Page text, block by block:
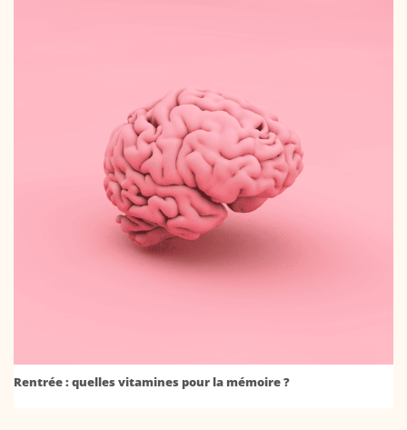
Rentrée : quelles vitamines pour la mémoire ?